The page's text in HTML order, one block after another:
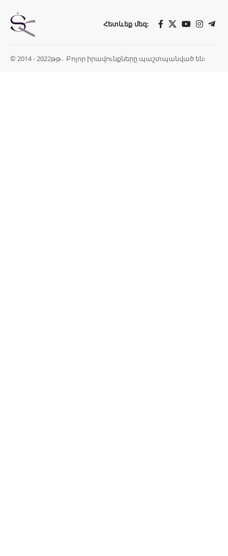
Հետևեք մեզ:
© 2014 - 2022թթ․ Բոլոր իրավունքները պաշտպանված են: